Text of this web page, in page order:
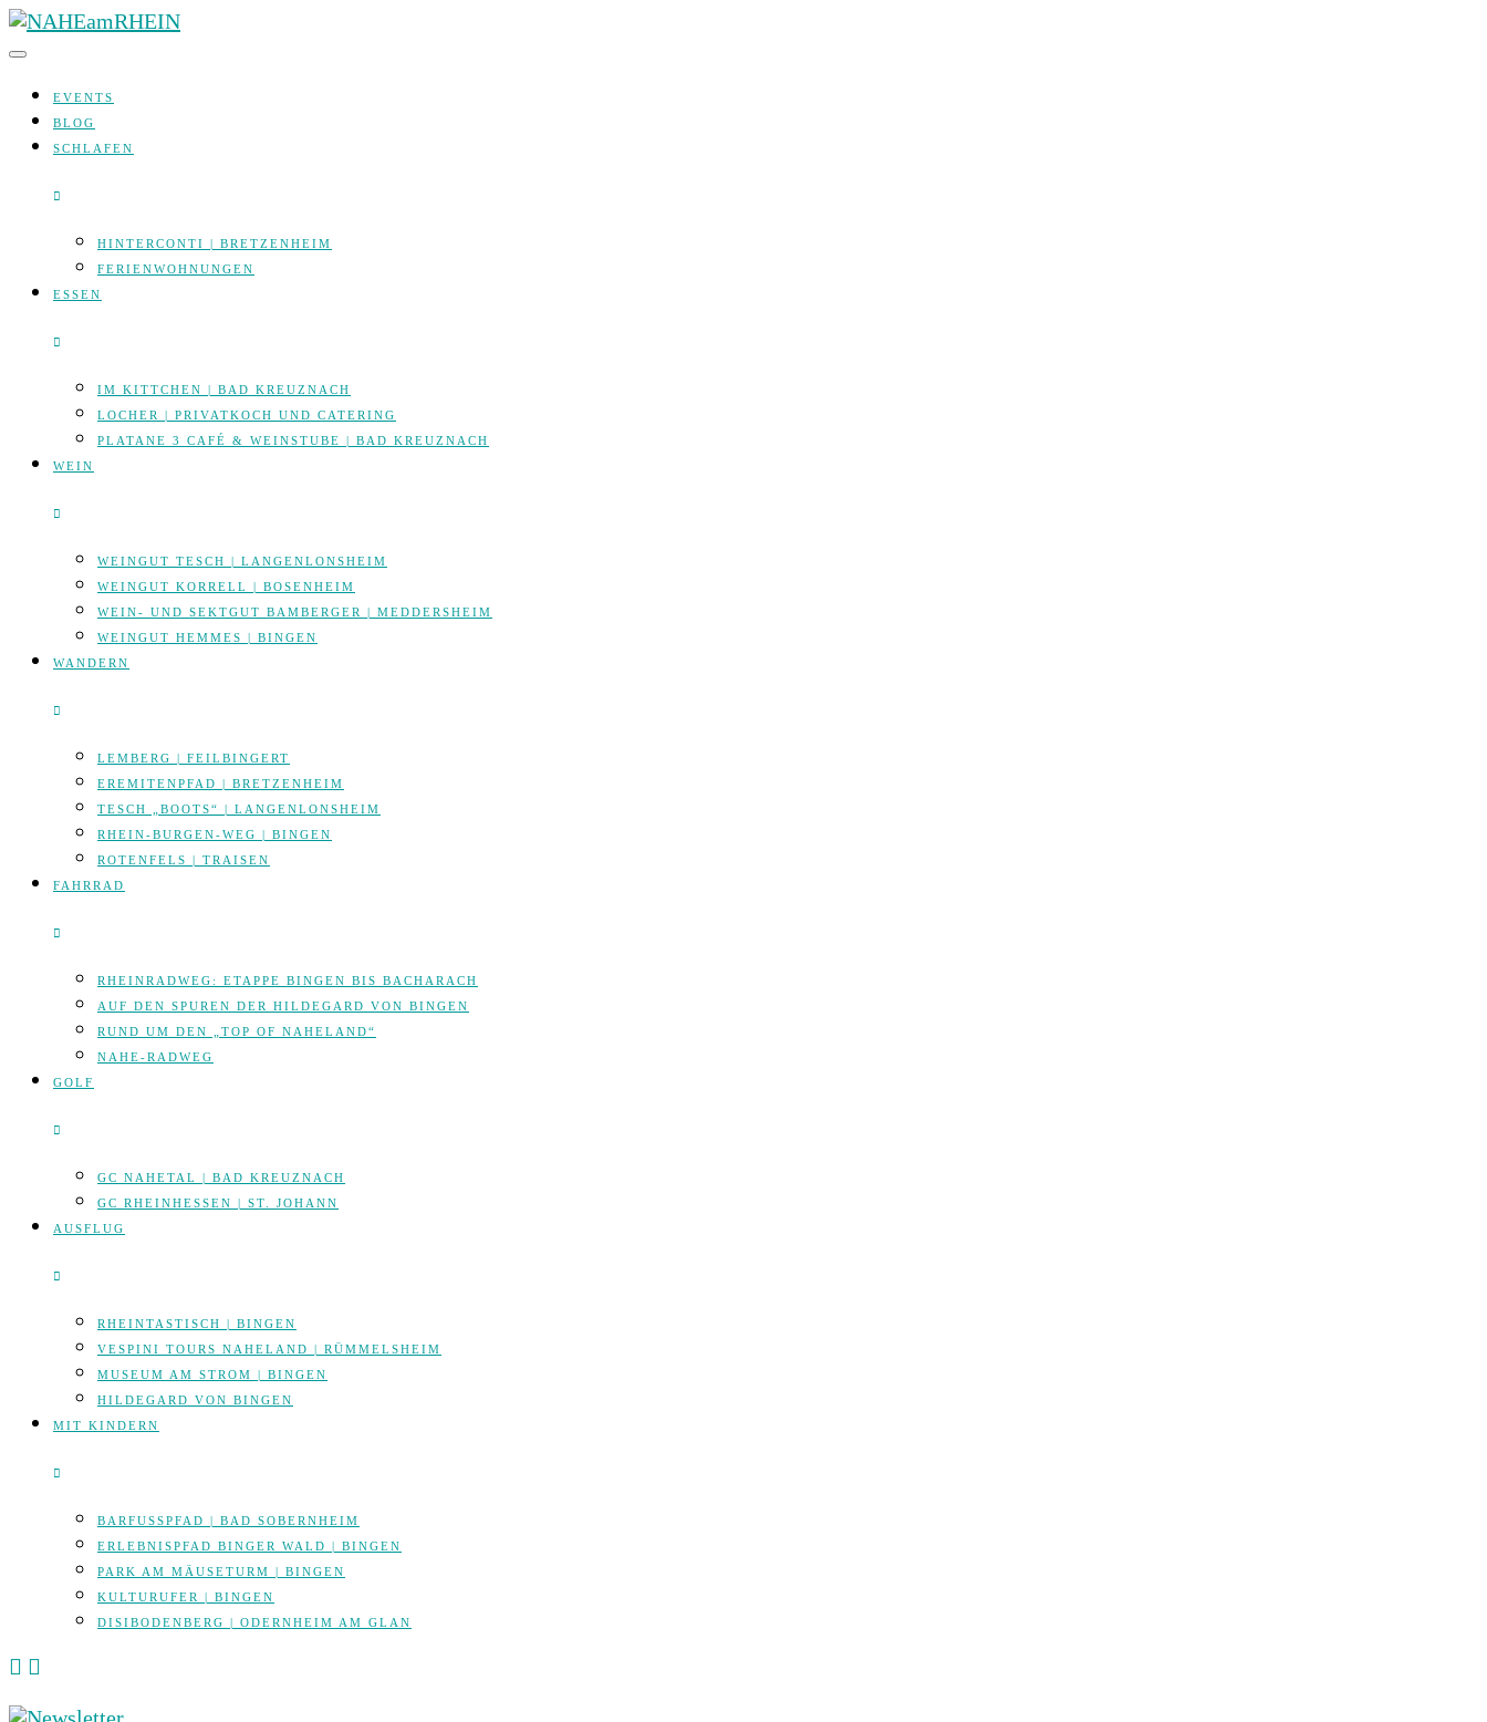
Skip
to
EVENTS
BLOG
SCHLAFEN
HINTERCONTI | BRETZENHEIM
FERIENWOHNUNGEN
ESSEN
IM KITTCHEN | BAD KREUZNACH
LOCHER | PRIVATKOCH UND CATERING
PLATANE 3 CAFÉ & WEINSTUBE | BAD KREUZNACH
WEIN
WEINGUT TESCH | LANGENLONSHEIM
WEINGUT KORRELL | BOSENHEIM
WEIN- UND SEKTGUT BAMBERGER | MEDDERSHEIM
WEINGUT HEMMES | BINGEN
WANDERN
LEMBERG | FEILBINGERT
EREMITENPFAD | BRETZENHEIM
TESCH „BOOTS“ | LANGENLONSHEIM
RHEIN-BURGEN-WEG | BINGEN
ROTENFELS | TRAISEN
FAHRRAD
RHEINRADWEG: ETAPPE BINGEN BIS BACHARACH
AUF DEN SPUREN DER HILDEGARD VON BINGEN
RUND UM DEN „TOP OF NAHELAND“
NAHE-RADWEG
GOLF
GC NAHETAL | BAD KREUZNACH
GC RHEINHESSEN | ST. JOHANN
AUSFLUG
RHEINTASTISCH | BINGEN
VESPINI TOURS NAHELAND | RÜMMELSHEIM
MUSEUM AM STROM | BINGEN
HILDEGARD VON BINGEN
MIT KINDERN
BARFUSSPFAD | BAD SOBERNHEIM
ERLEBNISPFAD BINGER WALD | BINGEN
PARK AM MÄUSETURM | BINGEN
KULTURUFER | BINGEN
DISIBODENBERG | ODERNHEIM AM GLAN